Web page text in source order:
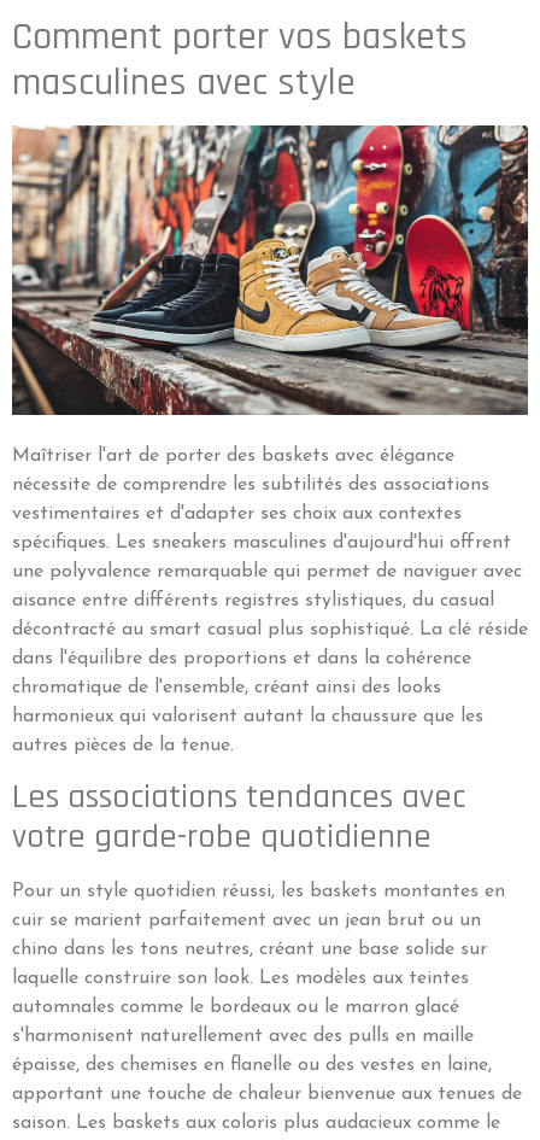
Comment porter vos baskets
masculines avec style
Maîtriser l'art de porter des baskets avec élégance
nécessite de comprendre les subtilités des associations
vestimentaires et d'adapter ses choix aux contextes
spécifiques. Les sneakers masculines d'aujourd'hui offrent
une polyvalence remarquable qui permet de naviguer avec
aisance entre différents registres stylistiques, du casual
décontracté au smart casual plus sophistiqué. La clé réside
dans l'équilibre des proportions et dans la cohérence
chromatique de l'ensemble, créant ainsi des looks
harmonieux qui valorisent autant la chaussure que les
autres pièces de la tenue.
Les associations tendances avec
votre garde-robe quotidienne
Pour un style quotidien réussi, les baskets montantes en
cuir se marient parfaitement avec un jean brut ou un
chino dans les tons neutres, créant une base solide sur
laquelle construire son look. Les modèles aux teintes
automnales comme le bordeaux ou le marron glacé
s'harmonisent naturellement avec des pulls en maille
épaisse, des chemises en flanelle ou des vestes en laine,
apportant une touche de chaleur bienvenue aux tenues de
saison. Les baskets aux coloris plus audacieux comme le